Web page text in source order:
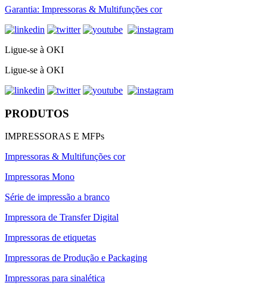
Garantia: Impressoras & Multifunções cor
Ligue-se à OKI
Ligue-se à OKI
PRODUTOS
IMPRESSORAS E MFPs
Impressoras & Multifunções cor
Impressoras Mono
Série de impressão a branco
Impressora de Transfer Digital
Impressoras de etiquetas
Impressoras de Produção e Packaging
Impressoras para sinalética